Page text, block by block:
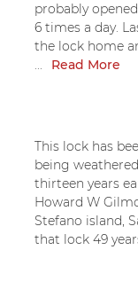
probably
6 times a day.
the lock home
...
Read More
This lock has
being
thirteen years
Howard W
Stefano island,
that lock 49